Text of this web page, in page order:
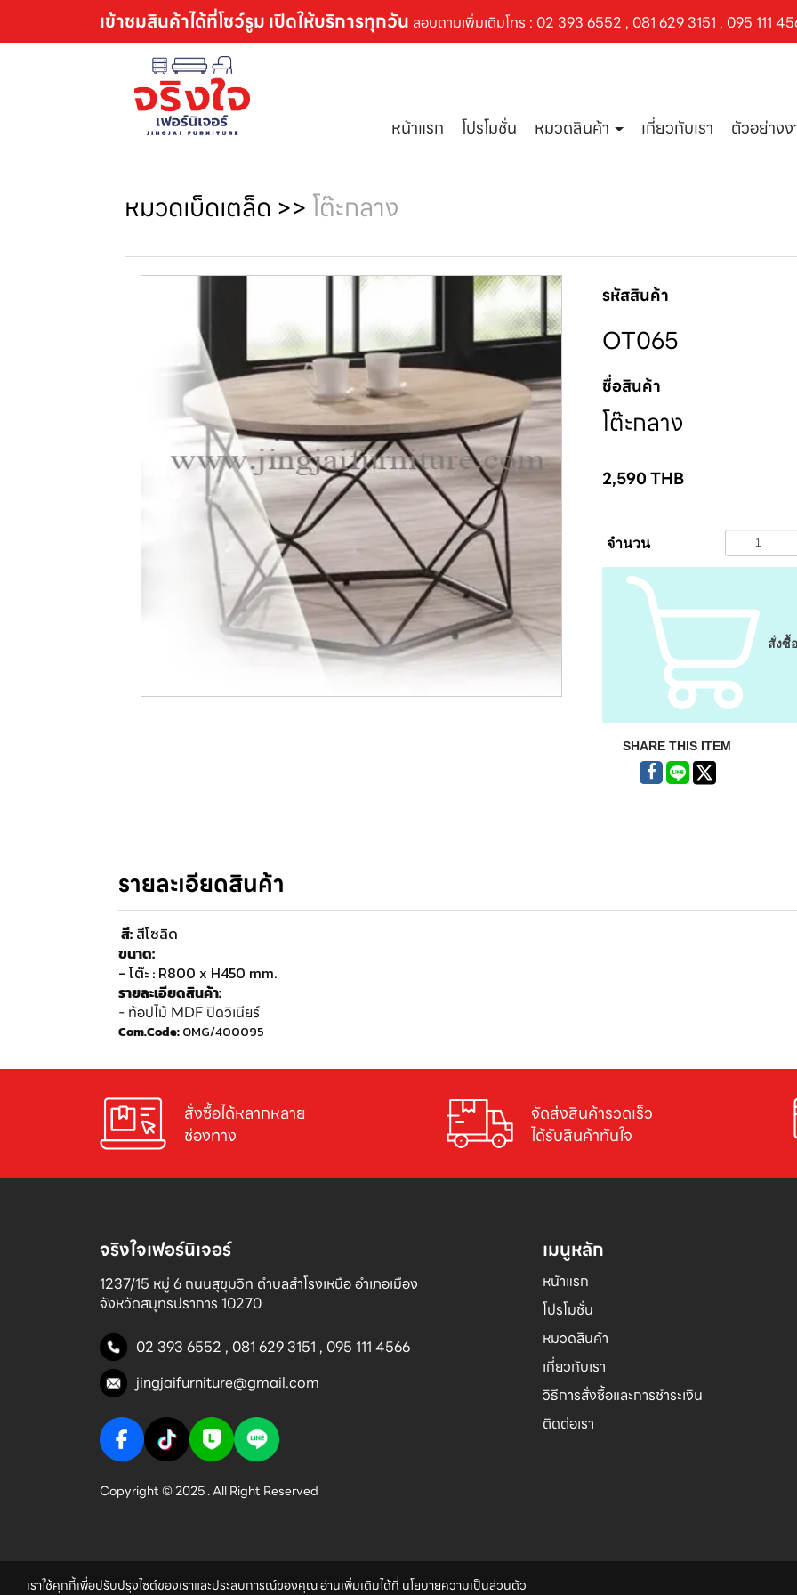
เข้าชมสินค้าได้ที่โชว์รูม เปิดให้บริการทุกวัน สอบถามเพิ่มเติมโทร : 02 393 6552 , 081 629 3151 , 095 111
หน้าแรก โปรโมชั่น หมวดสินค้า เกี่ยวกับเรา ตัวอย่างง
หมวดเบ็ดเตล็ด >> โต๊ะกลาง
รหัสสินค้า
OT065
ชื่อสินค้า
โต๊ะกลาง
2,590THB
จำนวน
สั่งซื้อ
SHARE THIS ITEM
รายละเอียดสินค้า
สี: สีโซลิด
ขนาด:
- โต๊ะ : R800 x H450 mm.
รายละเอียดสินค้า:
- ท้อปไม้ MDF ปิดวิเนียร์
Com.Code:OMG/400095
สั่งซื้อได้หลากหลาย
ช่องทาง
จัดส่งสินค้ารวดเร็ว
ได้รับสินค้าทันใจ
จริงใจเฟอร์นิเจอร์
1237/15 หมู่ 6 ถนนสุขุมวิท ตำบลสำโรงเหนือ อำเภอเมือง
จังหวัดสมุทรปราการ 10270
02 393 6552 , 081 629 3151 , 095 111 4566
jingjaifurniture@gmail.com
Copyright © 2025 . All Right Reserved
เมนูหลัก
หน้าแรก
โปรโมชั่น
หมวดสินค้า
เกี่ยวกับเรา
วิธีการสั่งซื้อและการชำระเงิน
ติดต่อเรา
เราใช้คุกกี้เพื่อปรับปรุงไซต์ของเราและประสบการณ์ของคุณ อ่านเพิ่มเติมได้ที่ นโยบายความเป็นส่วนตัว